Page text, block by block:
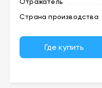
Страна производства
Где купить